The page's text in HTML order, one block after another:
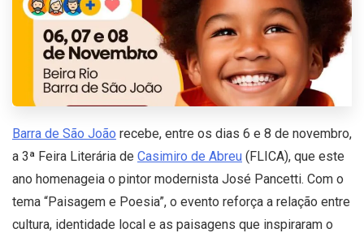
Barra de São João recebe, entre os dias 6 e 8 de novembro,
a 3ª Feira Literária de Casimiro de Abreu (FLICA), que este
ano homenageia o pintor modernista José Pancetti. Com o
tema “Paisagem e Poesia”, o evento reforça a relação entre
cultura, identidade local e as paisagens que inspiraram o